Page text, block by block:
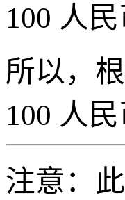
100 人
所以，
100 人
注意：